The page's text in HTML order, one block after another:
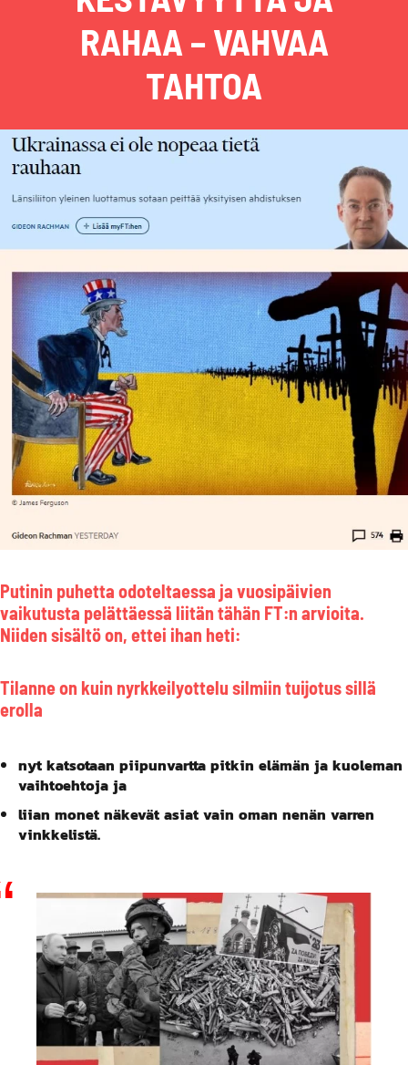
RAHAA – VAHVAA
TAHTOA
Putinin puhetta odoteltaessa ja vuosipäivien
vaikutusta pelättäessä liitän tähän FT:n arvioita.
Niiden sisältö on, ettei ihan heti:
Tilanne on kuin nyrkkeilyottelu silmiin tuijotus sillä
erolla
nyt katsotaan piipunvartta pitkin elämän ja kuoleman
vaihtoehtoja ja
liian monet näkevät asiat vain oman nenän varren
vinkkelistä.